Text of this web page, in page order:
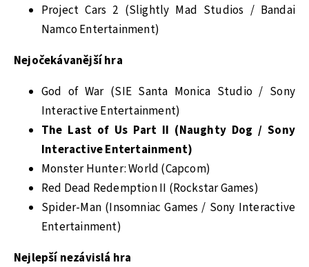
Project Cars 2 (Slightly Mad Studios / Bandai
Namco Entertainment)
Nejočekávanější hra
God of War (SIE Santa Monica Studio / Sony
Interactive Entertainment)
The Last of Us Part II (Naughty Dog / Sony
Interactive Entertainment)
Monster Hunter: World (Capcom)
Red Dead Redemption II (Rockstar Games)
Spider-Man (Insomniac Games / Sony Interactive
Entertainment)
Nejlepší nezávislá hra